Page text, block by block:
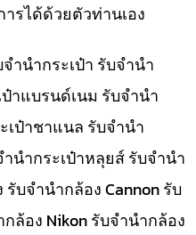
รได้ด้วยตัวท่านเอง
ำนำกระเป๋า รับจำนำ
าแบรนด์เนม รับจำนำ
เป๋าชาแนล รับจำนำ
ำนำกระเป๋าหลุยส์ รับจำนำ
บจำนำกล้อง Cannon รับ
ล้อง Nikon รับจำนำกล้อง